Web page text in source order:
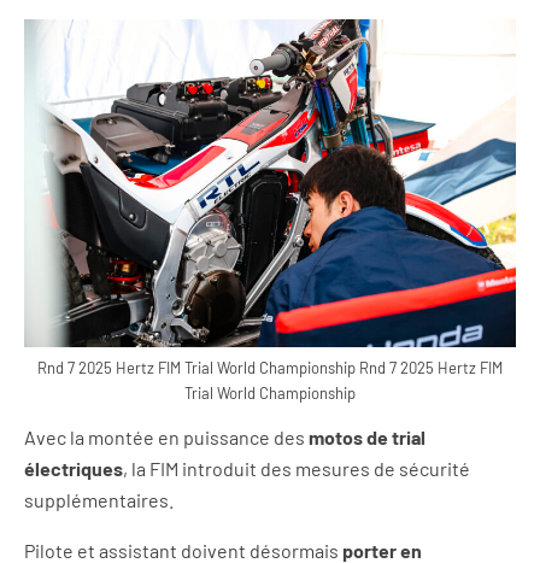
Rnd 7 2025 Hertz FIM Trial World Championship Rnd 7 2025 Hertz FIM
Trial World Championship
Avec la montée en puissance des motos de trial
électriques, la FIM introduit des mesures de sécurité
supplémentaires.
Pilote et assistant doivent désormais porter en